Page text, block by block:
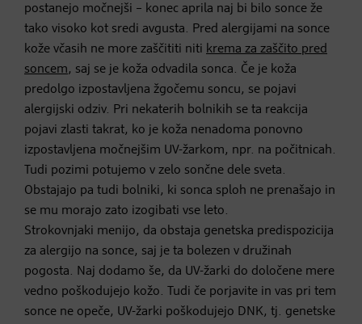
postanejo močnejši – konec aprila naj bi bilo sonce že
tako visoko kot sredi avgusta. Pred alergijami na sonce
kože včasih ne more zaščititi niti krema za zaščito pred
soncem, saj se je koža odvadila sonca. Če je koža
predolgo izpostavljena žgočemu soncu, se pojavi
alergijski odziv. Pri nekaterih bolnikih se ta reakcija
pojavi zlasti takrat, ko je koža nenadoma ponovno
izpostavljena močnejšim UV-žarkom, npr. na počitnicah.
Tudi pozimi potujemo v zelo sončne dele sveta.
Obstajajo pa tudi bolniki, ki sonca sploh ne prenašajo in
se mu morajo zato izogibati vse leto.
Strokovnjaki menijo, da obstaja genetska predispozicija
za alergijo na sonce, saj je ta bolezen v družinah
pogosta. Naj dodamo še, da UV-žarki do določene mere
vedno poškodujejo kožo. Tudi če porjavite in vas pri tem
sonce ne opeče, UV-žarki poškodujejo DNK, tj. genetske